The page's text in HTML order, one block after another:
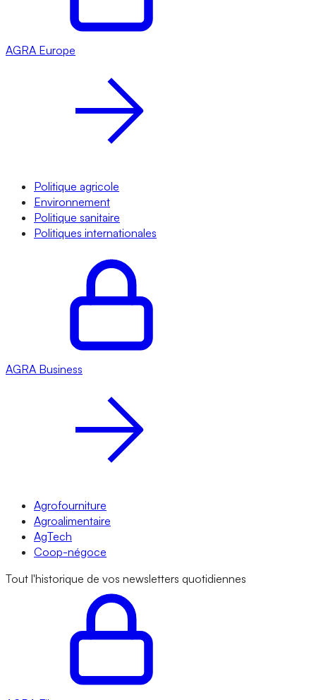
AGRA Europe
Politique agricole
Environnement
Politique sanitaire
Politiques internationales
AGRA Business
Agrofourniture
Agroalimentaire
AgTech
Coop-négoce
Tout l'historique de vos newsletters quotidiennes